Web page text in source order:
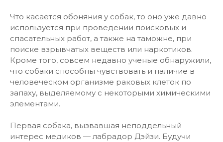
Что касается обоняния у собак, то оно уже давно
используется при проведении поисковых и
спасательных работ, а также на таможне, при
поиске взрывчатых веществ или наркотиков.
Кроме того, совсем недавно ученые обнаружили,
что собаки способны чувствовать и наличие в
человеческом организме раковых клеток по
запаху, выделяемому с некоторыми химическими
элементами.
Первая собака, вызвавшая неподдельный
интерес медиков — лабрадор Дэйзи. Будучи